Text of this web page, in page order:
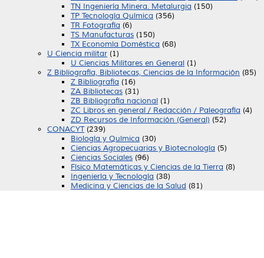
TN Ingeniería Minera. Metalurgia (150)
TP Tecnología Química (356)
TR Fotografía (6)
TS Manufacturas (150)
TX Economía Doméstica (68)
U Ciencia militar (1)
U Ciencias Militares en General (1)
Z Bibliografía, Bibliotecas, Ciencias de la Información (85)
Z Bibliografía (16)
ZA Bibliotecas (31)
ZB Bibliografía nacional (1)
ZC Libros en general / Redacción / Paleografía (4)
ZD Recursos de Información (General) (52)
CONACYT(239)
Biología y Química (30)
Ciencias Agropecuarias y Biotecnología (5)
Ciencias Sociales (96)
Físico Matemáticas y Ciencias de la Tierra (8)
Ingeniería y Tecnología (38)
Medicina y Ciencias de la Salud (81)